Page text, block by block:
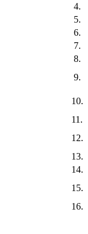
4.
5.
6.
7.
8.
9.
10.
11.
12.
13.
14.
15.
16.